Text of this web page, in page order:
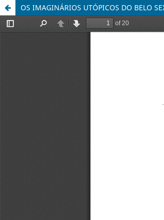
OS IMAGINÁRIOS UTÓPICOS DO BELO